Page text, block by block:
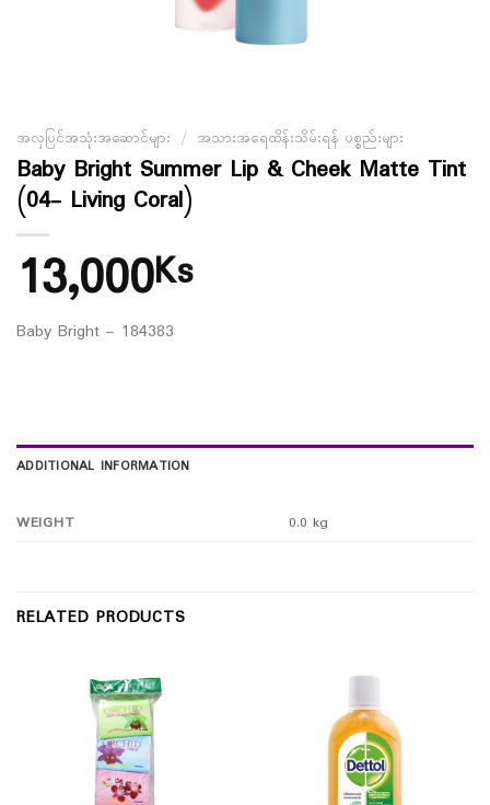
အလှပြင်အသုံးအဆောင်များ / အသားအရေထိန်းသိမ်းရန် ပစ္စည်းများ
Baby Bright Summer Lip & Cheek Matte Tint
(04- Living Coral)
13,000Ks
Baby Bright – 184383
ADDITIONAL INFORMATION
WEIGHT 0.0 kg
RELATED PRODUCTS